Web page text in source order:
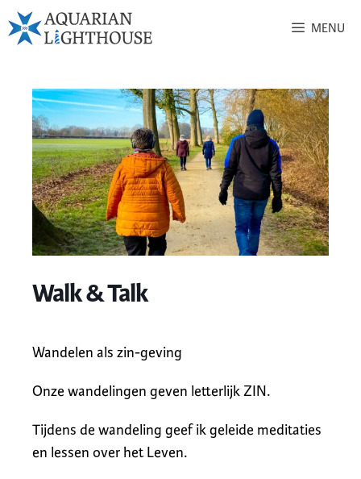
MENU
Walk & Talk
Wandelen als zin-geving
Onze wandelingen geven letterlijk ZIN.
Tijdens de wandeling geef ik geleide meditaties
en lessen over het Leven.